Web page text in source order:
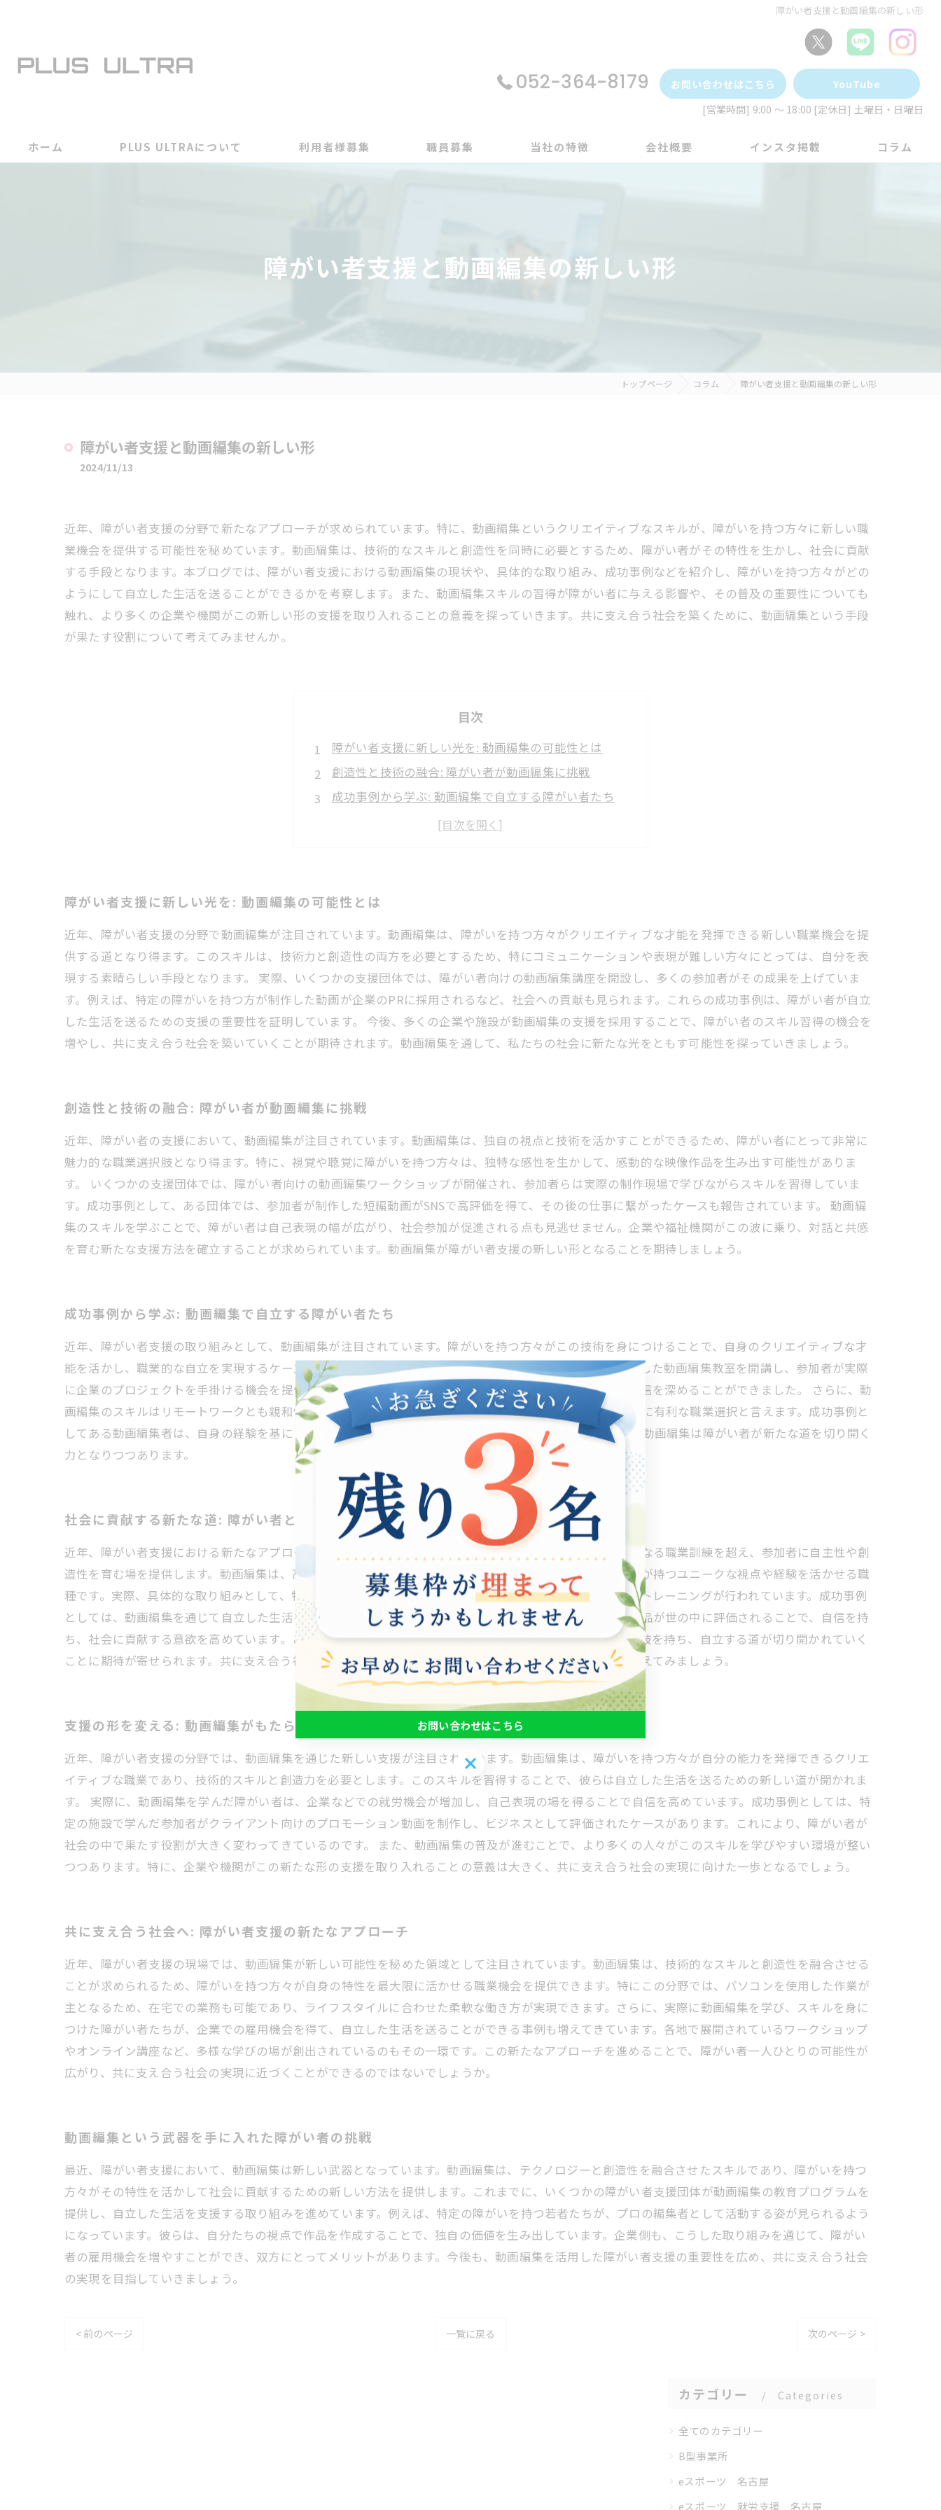
障がい者支援と動画編集の新しい形
052-364-8179 お問い合わせはこちら
YouTube
[営業時間] 9:00 ～ 18:00 [定休日] 土曜日・日曜日
ホーム PLUS ULTRAについて 利用者様募集 職員募集 当社の特徴
動画編集
会社概要 インスタ掲載 コラム
障がい者支援と動画編集の新しい形
トップページ コラム 障がい者支援と動画編集の新しい形
障がい者支援と動画編集の新しい形
2024/11/13
近年、障がい者支援の分野で新たなアプローチが求められています。特に、動画編集というクリエイティブなスキルが、障がいを持つ方々に新しい職
業機会を提供する可能性を秘めています。動画編集は、技術的なスキルと創造性を同時に必要とするため、障がい者がその特性を生かし、社会に貢献
する手段となります。本ブログでは、障がい者支援における動画編集の現状や、具体的な取り組み、成功事例などを紹介し、障がいを持つ方々がどの
ようにして自立した生活を送ることができるかを考察します。また、動画編集スキルの習得が障がい者に与える影響や、その普及の重要性についても
触れ、より多くの企業や機関がこの新しい形の支援を取り入れることの意義を探っていきます。共に支え合う社会を築くために、動画編集という手段
が果たす役割について考えてみませんか。
目次
障がい者支援に新しい光を: 動画編集の可能性とは
創造性と技術の融合: 障がい者が動画編集に挑戦
成功事例から学ぶ: 動画編集で自立する障がい者たち
社会に貢献する新たな道: 障がい者と動画編集の関係性
動画編集という武器を手に入れた障がい者の挑戦
障がい者支援に新しい光を: 動画編集の可能性とは
近年、障がい者支援の分野で動画編集が注目されています。動画編集は、障がいを持つ方々がクリエイティブな才能を発揮できる新しい職業機会を提
供する道となり得ます。このスキルは、技術力と創造性の両方を必要とするため、特にコミュニケーションや表現が難しい方々にとっては、自分を表
現する素晴らしい手段となります。 実際、いくつかの支援団体では、障がい者向けの動画編集講座を開設し、多くの参加者がその成果を上げていま
す。例えば、特定の障がいを持つ方が制作した動画が企業のPRに採用されるなど、社会への貢献も見られます。これらの成功事例は、障がい者が自立
した生活を送るための支援の重要性を証明しています。 今後、多くの企業や施設が動画編集の支援を採用することで、障がい者のスキル習得の機会を
増やし、共に支え合う社会を築いていくことが期待されます。動画編集を通して、私たちの社会に新たな光をともす可能性を探っていきましょう。
創造性と技術の融合: 障がい者が動画編集に挑戦
近年、障がい者の支援において、動画編集が注目されています。動画編集は、独自の視点と技術を活かすことができるため、障がい者にとって非常に
魅力的な職業選択肢となり得ます。特に、視覚や聴覚に障がいを持つ方々は、独特な感性を生かして、感動的な映像作品を生み出す可能性がありま
す。 いくつかの支援団体では、障がい者向けの動画編集ワークショップが開催され、参加者らは実際の制作現場で学びながらスキルを習得していま
す。成功事例として、ある団体では、参加者が制作した短編動画がSNSで高評価を得て、その後の仕事に繋がったケースも報告されています。 動画編
集のスキルを学ぶことで、障がい者は自己表現の幅が広がり、社会参加が促進される点も見逃せません。企業や福祉機関がこの波に乗り、対話と共感
を育む新たな支援方法を確立することが求められています。動画編集が障がい者支援の新しい形となることを期待しましょう。
成功事例から学ぶ: 動画編集で自立する障がい者たち
近年、障がい者支援の取り組みとして、動画編集が注目されています。障がいを持つ方々がこの技術を身につけることで、自身のクリエイティブな才
能を活かし、職業的な自立を実現するケースが増えています。例えば、某支援団体では、障がい者を対象にした動画編集教室を開講し、参加者が実際
に企業のプロジェクトを手掛ける機会を提供しています。これにより、彼らは社会とのつながりを持ち、自信を深めることができました。 さらに、動
画編集のスキルはリモートワークとも親和性が高く、自宅で働くことが可能なため、障がい者にとって非常に有利な職業選択と言えます。成功事例と
してある動画編集者は、自身の経験を基にした作品で評価され、企業との契約に至りました。このように、動画編集は障がい者が新たな道を切り開く
力となりつつあります。
社会に貢献する新たな道: 障がい者と動画編集の関係性
近年、障がい者支援における新たなアプローチとして動画編集が注目されています。このプログラムは、単なる職業訓練を超え、参加者に自主性や創
造性を育む場を提供します。動画編集は、高度な技術的スキルと創造力を同時に必要とし、多くの障がい者が持つユニークな視点や経験を活かせる職
種です。実際、具体的な取り組みとして、特別支援学校でのワークショップや、就労支援施設での実践的なトレーニングが行われています。成功事例
としては、動画編集を通じて自立した生活を送るようになった多くの障がい者がいます。彼らは、自分の作品が世の中に評価されることで、自信を持
ち、社会に貢献する意欲を高めています。このような取り組みが広がることで、障がい者がより多様な選択肢を持ち、自立する道が切り開かれていく
ことに期待が寄せられます。共に支え合う社会を創るために、障がい者支援における動画編集の可能性を考えてみましょう。
支援の形を変える: 動画編集がもたらす未来
近年、障がい者支援の分野では、動画編集を通じた新しい支援が注目されています。動画編集は、障がいを持つ方々が自分の能力を発揮できるクリエ
イティブな職業であり、技術的スキルと創造力を必要とします。このスキルを習得することで、彼らは自立した生活を送るための新しい道が開かれま
す。 実際に、動画編集を学んだ障がい者は、企業などでの就労機会が増加し、自己表現の場を得ることで自信を高めています。成功事例としては、特
定の施設で学んだ参加者がクライアント向けのプロモーション動画を制作し、ビジネスとして評価されたケースがあります。これにより、障がい者が
社会の中で果たす役割が大きく変わってきているのです。 また、動画編集の普及が進むことで、より多くの人々がこのスキルを学びやすい環境が整い
つつあります。特に、企業や機関がこの新たな形の支援を取り入れることの意義は大きく、共に支え合う社会の実現に向けた一歩となるでしょう。
共に支え合う社会へ: 障がい者支援の新たなアプローチ
近年、障がい者支援の現場では、動画編集が新しい可能性を秘めた領域として注目されています。動画編集は、技術的なスキルと創造性を融合させる
ことが求められるため、障がいを持つ方々が自身の特性を最大限に活かせる職業機会を提供できます。特にこの分野では、パソコンを使用した作業が
主となるため、在宅での業務も可能であり、ライフスタイルに合わせた柔軟な働き方が実現できます。さらに、実際に動画編集を学び、スキルを身に
つけた障がい者たちが、企業での雇用機会を得て、自立した生活を送ることができる事例も増えてきています。各地で展開されているワークショップ
やオンライン講座など、多様な学びの場が創出されているのもその一環です。この新たなアプローチを進めることで、障がい者一人ひとりの可能性が
広がり、共に支え合う社会の実現に近づくことができるのではないでしょうか。
動画編集という武器を手に入れた障がい者の挑戦
最近、障がい者支援において、動画編集は新しい武器となっています。動画編集は、テクノロジーと創造性を融合させたスキルであり、障がいを持つ
方々がその特性を活かして社会に貢献するための新しい方法を提供します。これまでに、いくつかの障がい者支援団体が動画編集の教育プログラムを
提供し、自立した生活を支援する取り組みを進めています。例えば、特定の障がいを持つ若者たちが、プロの編集者として活動する姿が見られるよう
になっています。彼らは、自分たちの視点で作品を作成することで、独自の価値を生み出しています。企業側も、こうした取り組みを通じて、障がい
者の雇用機会を増やすことができ、双方にとってメリットがあります。今後も、動画編集を活用した障がい者支援の重要性を広め、共に支え合う社会
の実現を目指していきましょう。
< 前のページ 一覧に戻る 次のページ >
カテゴリー Categories
全てのカテゴリー
B型事業所
eスポーツ 名古屋
eスポーツ 就労支援 名古屋
お問い合わせはこちら
お問い合わせはこちら